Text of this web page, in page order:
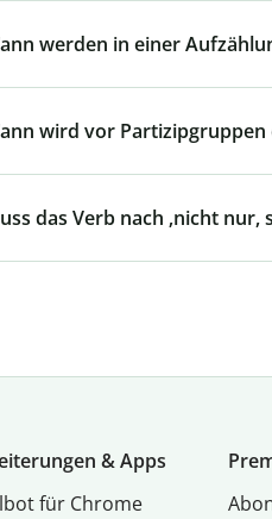
werden in einer
wird vor Partizipgruppen
das Verb nach ‚nicht
& Apps
für Chrome